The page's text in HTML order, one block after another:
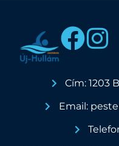
Cím: 1203
Email: